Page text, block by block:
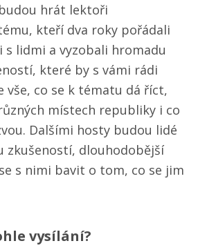
hrát lektoři
kteří dva roky pořádali
s lidmi a vyzobali hromadu
které by s vámi rádi
vše, co se k tématu dá říct,
místech republiky i co
Dalšími hosty budou lidé
zkušeností, dlouhodobější
s nimi bavit o tom, co se jim
vysílání?